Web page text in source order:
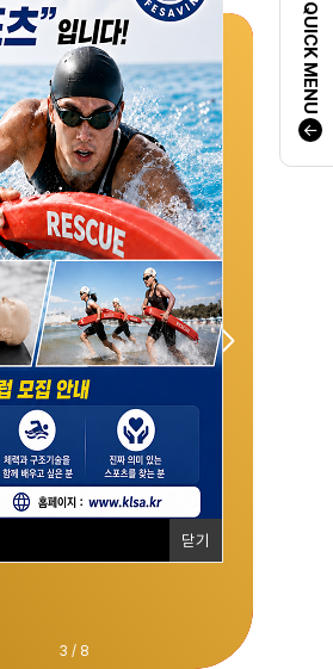
QUICK MENU
닫기
ILS 국제공인
구조강사」 교육
) ~ 23일(일) (4일간)
의 : 02-975-1339
2026년
[서울] 9월
상구조사 2급
례시험모집
9월 13일(일)
활안전지도사
규교육생모집
(토) ~ 9월 13일(일)
주말 총 8일간
년 8월 [서울]
구조요원 갱신
교육생모집
일(일) (1일, 8시간)
년 8월
수상구조사 2급
시험 연수과정
30일(일)(6시간)
년 8월 [서울]
안전요원 2급
교육생모집
23일(일) (2일, 16시간)
년 8월 [서울]
상구조사 1급
전교육생모집
일(토) ~ 22일(토)
8일간, 64시간)
년 8월
] 심폐소생술
본교육과정
30일(일)(4시간)
3 / 8